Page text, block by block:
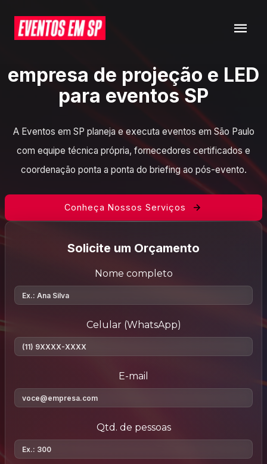
empresa de projeção e LED
para eventos SP
A Eventos em SP planeja e executa eventos em São Paulo
com equipe técnica própria, fornecedores certificados e
coordenação ponta a ponta do briefing ao pós-evento.
Conheça Nossos Serviços
Solicite um Orçamento
Nome completo
Celular (WhatsApp)
E-mail
Qtd. de pessoas